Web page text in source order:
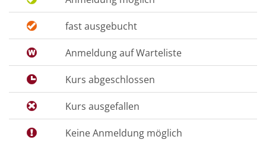
fast ausgebucht
Anmeldung auf Warteliste
Kurs abgeschlossen
Kurs ausgefallen
Keine Anmeldung möglich